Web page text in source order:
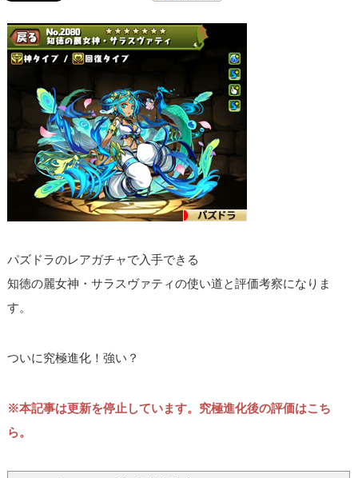
パズドラのレアガチャで入手できる
知徳の麗女神・サラスヴァティの使い道と評価考察になりま
す。
ついに究極進化！強い？
※本記事は更新を停止しています。究極進化後の評価はこち
ら。